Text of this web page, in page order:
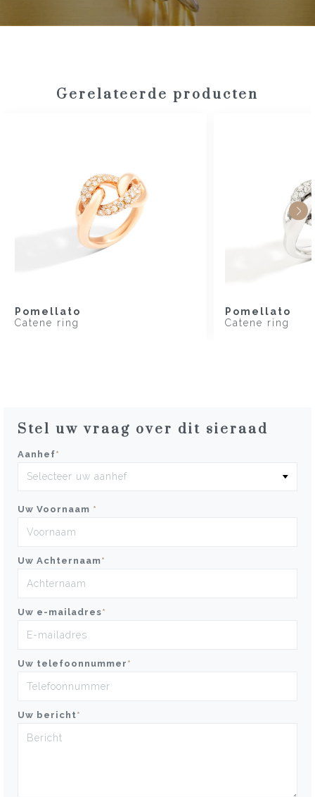
Gerelateerde producten
Pomellato
Catene ring
Pomellato
Catene ring
Stel uw vraag over dit sieraad
Aanhef*
Uw Voornaam *
Uw Achternaam*
Uw e-mailadres*
Uw telefoonnummer *
Uw bericht*